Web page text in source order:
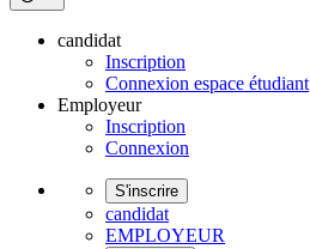
candidat
Inscription
Connexion espace étudiant
Employeur
Inscription
Connexion
S'inscrire
candidat
EMPLOYEUR